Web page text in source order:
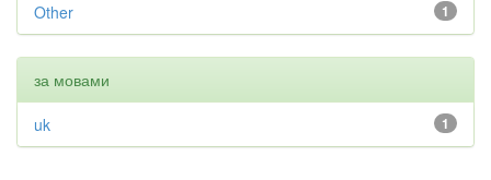
1
Other
за мовами
1
uk